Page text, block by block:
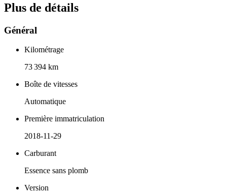
Plus de détails
Général
Kilométrage
73 394 km
Boîte de vitesses
Automatique
Première immatriculation
2018-11-29
Carburant
Essence sans plomb
Version